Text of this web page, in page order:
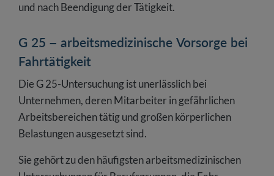
und nach Beendigung der Tätigkeit.
G 25 – arbeitsmedizinische Vorsorge bei
Fahrtätigkeit
Die G 25-Untersuchung ist unerlässlich bei
Unternehmen, deren Mitarbeiter in gefährlichen
Arbeitsbereichen tätig und großen körperlichen
Belastungen ausgesetzt sind.
Sie gehört zu den häufigsten arbeitsmedizinischen